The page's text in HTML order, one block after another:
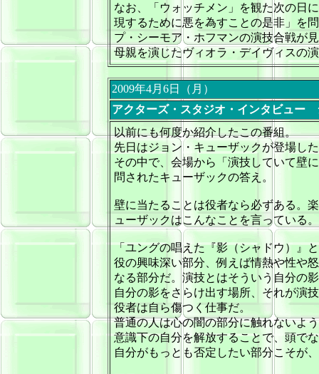
なお、「ウォッチメン」を観た次の日
現するために悪を為すことの是非」を
プ・シーモア・ホフマンの演技合戦が
母親を演じたヴィオラ・デイヴィスの
2009年4月6日（月）
アクターズ・スタジオ・インタビュー
以前にも何度か紹介したこの番組。
先日はジョン・キューザックが登場し
その中で、会場から「演技していて壁
問されたキューザックの答え。
壁に当たることは役者なら必ずある。
ューザックはこんなことを言っている。
「ユングの唱えた『影（シャドウ）』
役の興味深い部分、例えば情熱や性や
なる部分だ。演技とはそういう自分の
自分の影をさらけ出す場所、それが演
役者は自ら傷つく仕事だ。
普通の人は心の闇の部分に触れないよ
意識下の自分を解放することで、頭で
自分がもっとも否定したい部分こそが